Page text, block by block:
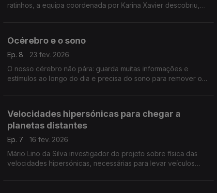
ratinhos, a equipa coordenada por Karina Xavier descobriu,
Océrebro e o sono
Ep. 8
23 fev. 2026
O nosso cérebro não pára: guarda muitas informações e
estímulos ao longo do dia e precisa do sono para remover o
Velocidades hipersónicas para chegar a
planetas distantes
Ep. 7
16 fev. 2026
Mário Lino da Silva investigador do projeto sobre física das
velocidades hipersónicas, necessárias para levar veículos